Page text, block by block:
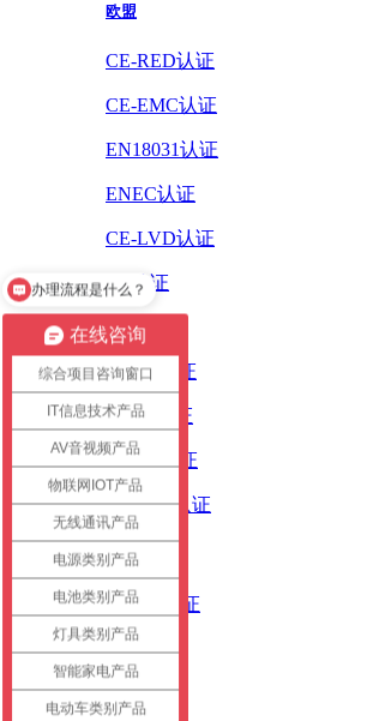
欧盟
CE-RED认证
CE-EMC认证
EN18031认证
ENEC认证
CE-LVD认证
CE认证
ErP认证
ROHS认证
PAHS认证
WEEE认证
REACH认证
英国
UKCA认证
德国
GS认证
在线咨询
综合项目咨询窗口
IT信息技术产品
AV音视频产品
物联网IOT产品
无线通讯产品
电源类别产品
电池类别产品
灯具类别产品
智能家电产品
电动车类别产品
怎么办理认证？
办理流程是什么？